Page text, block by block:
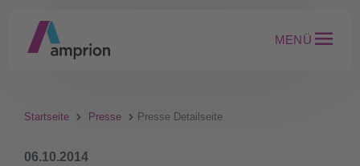
MENÜ
Startseite Presse Presse Detailseite
06.10.2014